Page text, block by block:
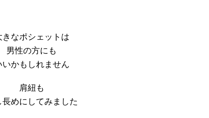
きなポシェットは
男性の方にも
いかもしれません
肩紐も
長めにしてみました